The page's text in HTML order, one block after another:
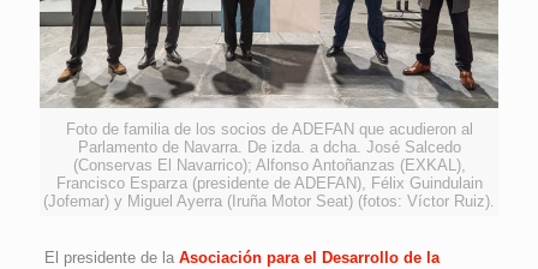
Foto de familia de los socios de ADEFAN que acudieron al
Parlamento de Navarra. De izda. a dcha. José Salcedo
(Conservas El Navarrico); Alfonso Antoñanzas (EXKAL),
Francisco Esparza (presidente de ADEFAN), Félix Guindulain
(Jofemar) y Miguel Ayerra (Iruña Motor Seat) (fotos: Víctor Ruiz).
El presidente de la Asociación para el Desarrollo de la